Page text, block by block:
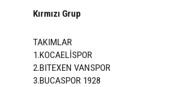
Kırmızı Grup
TAKIMLAR
1.KOCAELİSPOR
2.BITEXEN VANSPOR
3.BUCASPOR 1928